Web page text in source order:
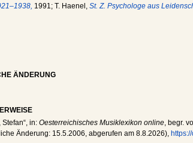
1991; T. Haenel, St. Z. Psychologe aus
ÄNDERUNG
Stefan“, in: Oesterreichisches Musiklexikon online, begr.
Änderung: 15.5.2006, abgerufen am 8.8.2026),